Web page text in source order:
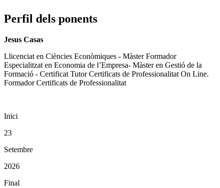
Perfil dels ponents
Jesus Casas
Llicenciat en Ciències Econòmiques - Màster Formador
Especialitzat en Economia de l’Empresa- Màster en Gestió de la
Formació - Certificat Tutor Certificats de Professionalitat On Line.
Formador Certificats de Professionalitat
Inici
23
Setembre
2026
Final